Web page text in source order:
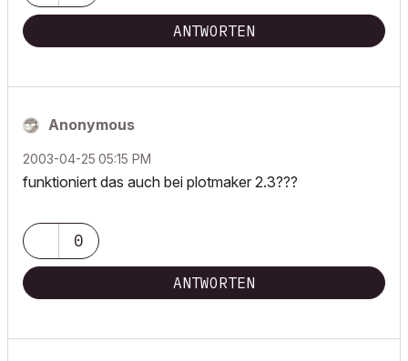
ANTWORTEN
Anonymous
‎2003-04-25 05:15 PM
funktioniert das auch bei plotmaker 2.3???
0
ANTWORTEN